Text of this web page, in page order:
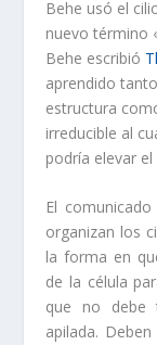
Behe ​​usó el
nuevo término
Behe ​​escribió
aprendido
estructura
irreducible al
podría elevar
El
organizan los
la forma en
de la célula
que no debe
apilada.